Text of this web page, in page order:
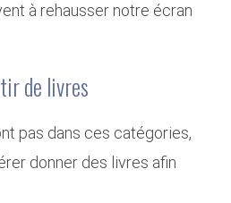
à rehausser notre écran
de livres
pas dans ces catégories,
donner des livres afin